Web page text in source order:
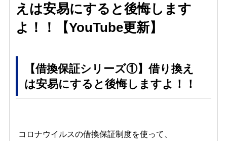
えは安易にすると後悔します
よ！！【YouTube更新】
【借換保証シリーズ①】借り換え
は安易にすると後悔しますよ！！
コロナウイルスの借換保証制度を使って、